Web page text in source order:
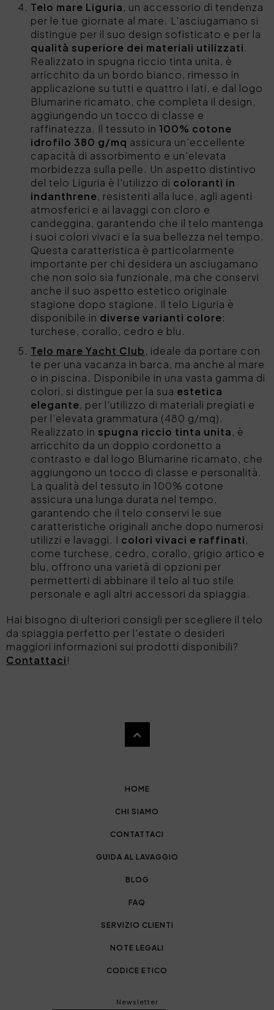
Telo mare Liguria, un accessorio di tendenza
per le tue giornate al mare. L'asciugamano si
distingue per il suo design sofisticato e per la
qualità superiore dei materiali utilizzati.
Realizzato in spugna riccio tinta unita, è
arricchito da un bordo bianco, rimesso in
applicazione su tutti e quattro i lati, e dal logo
Blumarine ricamato, che completa il design,
aggiungendo un tocco di classe e
raffinatezza. Il tessuto in 100% cotone
idrofilo 380 g/mq assicura un'eccellente
capacità di assorbimento e un'elevata
morbidezza sulla pelle. Un aspetto distintivo
del telo Liguria è l'utilizzo di coloranti in
indanthrene, resistenti alla luce, agli agenti
atmosferici e ai lavaggi con cloro e
candeggina, garantendo che il telo mantenga
i suoi colori vivaci e la sua bellezza nel tempo.
Questa caratteristica è particolarmente
importante per chi desidera un asciugamano
che non solo sia funzionale, ma che conservi
anche il suo aspetto estetico originale
stagione dopo stagione. Il telo Liguria è
disponibile in diverse varianti colore:
turchese, corallo, cedro e blu.
Telo mare Yacht Club, ideale da portare con
te per una vacanza in barca, ma anche al mare
o in piscina. Disponibile in una vasta gamma di
colori, si distingue per la sua estetica
elegante, per l'utilizzo di materiali pregiati e
per l'elevata grammatura (480 g/mq).
Realizzato in spugna riccio tinta unita, è
arricchito da un doppio cordonetto a
contrasto e dal logo Blumarine ricamato, che
aggiungono un tocco di classe e personalità.
La qualità del tessuto in 100% cotone
assicura una lunga durata nel tempo,
garantendo che il telo conservi le sue
caratteristiche originali anche dopo numerosi
utilizzi e lavaggi. I colori vivaci e raffinati,
come turchese, cedro, corallo, grigio artico e
blu, offrono una varietà di opzioni per
permetterti di abbinare il telo al tuo stile
personale e agli altri accessori da spiaggia.
Hai bisogno di ulteriori consigli per scegliere il telo
da spiaggia perfetto per l'estate o desideri
maggiori informazioni sui prodotti disponibili?
Contattaci!
HOME
CHI SIAMO
CONTATTACI
GUIDA AL LAVAGGIO
BLOG
FAQ
SERVIZIO CLIENTI
NOTE LEGALI
CODICE ETICO
Newsletter